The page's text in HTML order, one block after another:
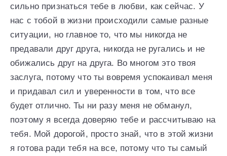
сильно признаться тебе в любви, как сейчас. У
нас с тобой в жизни происходили самые разные
ситуации, но главное то, что мы никогда не
предавали друг друга, никогда не ругались и не
обижались друг на друга. Во многом это твоя
заслуга, потому что ты вовремя успокаивал меня
и придавал сил и уверенности в том, что все
будет отлично. Ты ни разу меня не обманул,
поэтому я всегда доверяю тебе и рассчитываю на
тебя. Мой дорогой, просто знай, что в этой жизни
я готова ради тебя на все, потому что ты самый